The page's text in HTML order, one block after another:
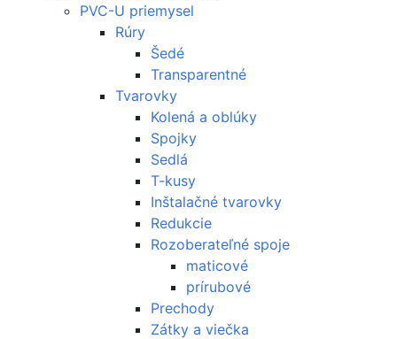
PVC-U priemysel
Rúry
Šedé
Transparentné
Tvarovky
Kolená a oblúky
Spojky
Sedlá
T-kusy
Inštalačné tvarovky
Redukcie
Rozoberateľné spoje
maticové
prírubové
Prechody
Zátky a viečka